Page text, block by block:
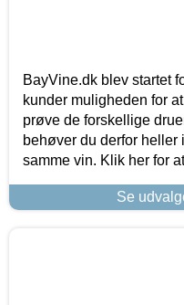
BayVine.dk blev startet
kunder muligheden for
prøve de forskellige
behøver du derfor
samme vin. Klik her for
Se